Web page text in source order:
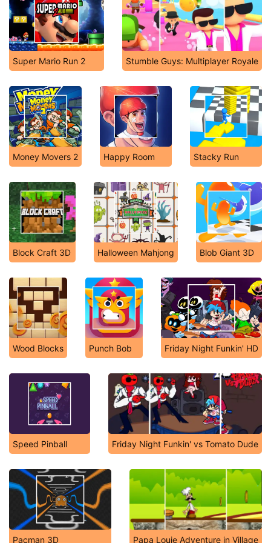
Super Mario Run 2 Stumble Guys: Multiplayer Royale
Money Movers 2 Happy Room Stacky Run
Block Craft 3D Halloween Mahjong Blob Giant 3D
Wood Blocks Punch Bob Friday Night Funkin' HD
Speed Pinball Friday Night Funkin' vs Tomato Dude
Pacman 3D Papa Louie Adventure in Village